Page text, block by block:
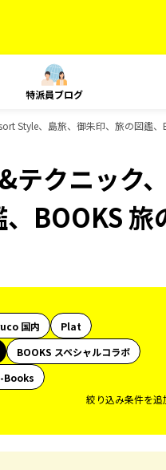
特派員ブログ
Style、島旅、御朱印、旅の図鑑
テクニック
BOOKS 旅
国内
Plat
BOOKS スペシャルコラボ
Books
絞り込み条件を追